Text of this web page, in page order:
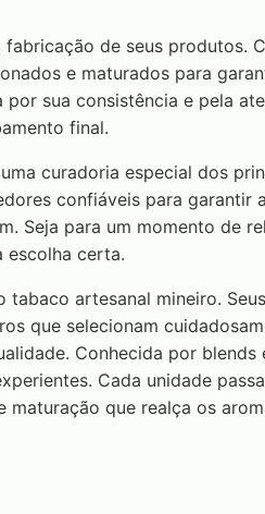
de seus produtos.
e maturados para
sua consistência e pela
final.
curadoria especial dos
confiáveis para garantir
Seja para um momento de
escolha certa.
tabaco artesanal mineiro.
que selecionam
Conhecida por blends
Cada unidade
que realça os